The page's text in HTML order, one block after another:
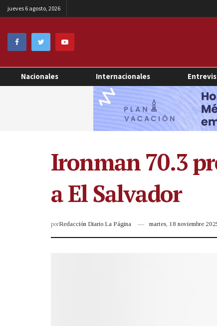
jueves 6 agosto, 2026
Nacionales Internacionales
Ironman 70.3
a El Salvador
porRedacción Diario La Página martes, 18 noviembre